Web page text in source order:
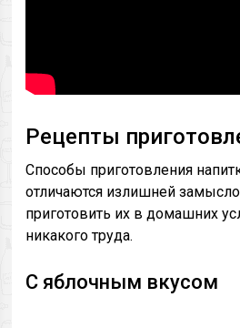
Рецепты
Способы приготовления
отличаются излишней
приготовить их в домашних
никакого труда.
С яблочным вкусом